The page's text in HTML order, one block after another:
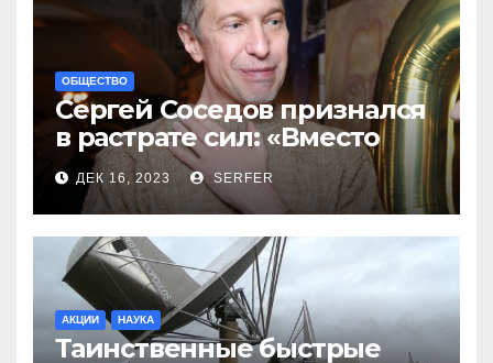
ОБЩЕСТВО
Сергей Соседов признался
в растрате сил: «Вместо
меня взяли Пригожина»
ДЕК 16, 2023 SERFER
АКЦИИ НАУКА
Таинственные быстрые